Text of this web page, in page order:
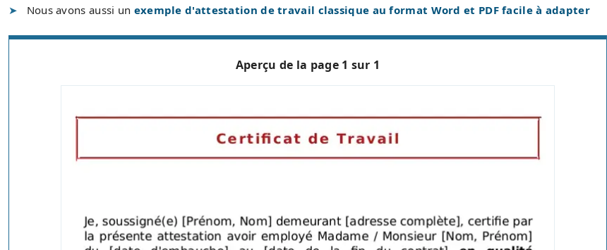
Nous avons aussi un exemple d'attestation de travail classique au format Word et PDF facile à adapter
Aperçu de la page 1 sur 1